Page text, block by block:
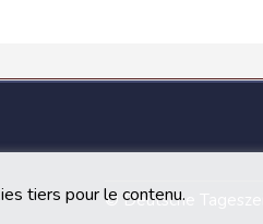
tiers pour le contenu.
© Deutsche